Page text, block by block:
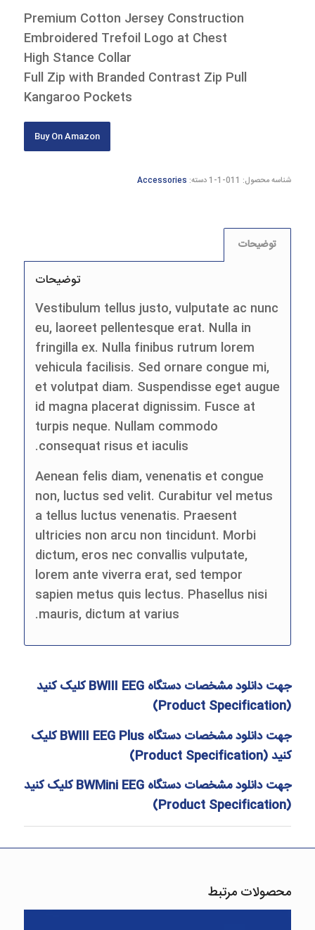
Premium Cotton Jersey Construction
Embroidered Trefoil Logo at Chest
High Stance Collar
Full Zip with Branded Contrast Zip Pull
Kangaroo Pockets
Buy On Amazon
شناسه محصول: 011-1-1 دسته: Accessories
توضیحات
توضیحات
Vestibulum tellus justo, vulputate ac nunc
eu, laoreet pellentesque erat. Nulla in
fringilla ex. Nulla finibus rutrum lorem
vehicula facilisis. Sed ornare congue mi,
et volutpat diam. Suspendisse eget augue
id magna placerat dignissim. Fusce at
turpis neque. Nullam commodo
consequat risus et iaculis.
Aenean felis diam, venenatis et congue
non, luctus sed velit. Curabitur vel metus
a tellus luctus venenatis. Praesent
ultricies non arcu non tincidunt. Morbi
dictum, eros nec convallis vulputate,
lorem ante viverra erat, sed tempor
sapien metus quis lectus. Phasellus nisi
mauris, dictum at varius.
جهت دانلود مشخصات دستگاه BWIII EEGکلیک کنید
(
Product Specification
)
جهت دانلود مشخصات دستگاه BWIII EEG Plusکلیک
کنید (Product Specification
)
جهت دانلود مشخصات دستگاه BWMini EEGکلیک کنید
(
Product Specification
)
محصولات مرتبط